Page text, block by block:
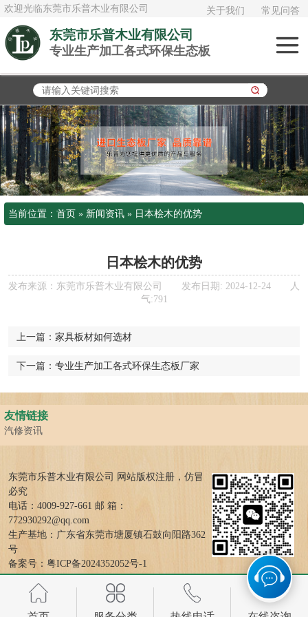
欢迎光临东莞市乐普木业有限公司 常见问答
关于我们
东莞市乐普木业有限公司
专业生产加工各式环保生态板
当前位置： 首页 » 新闻资讯 » 日本桧木的优势
日本桧木的优势
发布来源：东莞市乐普木业有限公司 发布日期: 2024-12-24 人
气:791
上一篇： 家具板材如何选材
下一篇： 专业生产加工各式环保生态板厂家
友情链接
汽修资讯
东莞市乐普木业有限公司 网站版权注册，仿冒
必究
电话：4009-927-661 邮 箱：
772930292@qq.com
生产基地：广东省东莞市塘厦镇石鼓向阳路362
号
备案号： 粤ICP备2024352052号-1
俄罗斯进口白桦
木
加拿大进口大白
松
泰国AAA橡胶木
日本桧木
欧松板OSB
板》